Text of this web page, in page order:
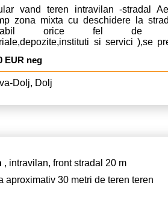
vand teren intravilan -stradal
zona mixta cu deschidere la
orice fel de
si servici ),se
cu certificat de urbanism,pret. 80
60.000 Euro negociabil.
EUR neg
Dolj, Dolj
, intravilan, front stradal 20 m
aproximativ 30 metri de teren teren